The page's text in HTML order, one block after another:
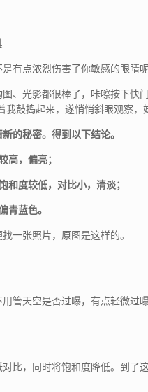
有点浓烈伤害了你敏感的眼睛
、光影都很棒了，咔嚓按下快
我鼓捣起来，遂悄悄斜眼观察
的秘密。得到以下结论。
高，偏亮；
和度较低，对比小，清淡；
青蓝色。
一张照片，原图是这样的。
管天空是否过曝，有点轻微过
比，同时将饱和度降低。到了